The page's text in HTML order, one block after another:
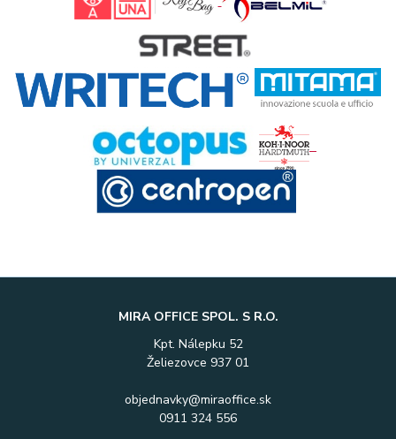
MIRA OFFICE SPOL. S R.O.
Kpt. Nálepku 52
Želiezovce 937 01
objednavky@miraoffice.sk
0911 324 556